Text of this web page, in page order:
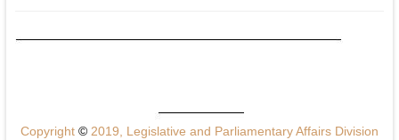
Copyright ©2019, Legislative and Parliamentary Affairs Division